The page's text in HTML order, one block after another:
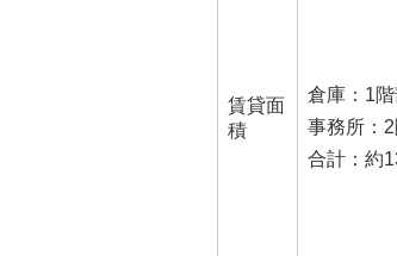
賃貸面
積
倉庫：1
事務所：
合計：約